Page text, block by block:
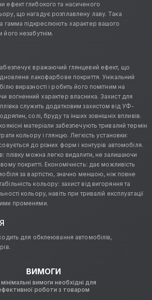
ефект глибокого та насиченого
що нагадує розплавлену лаву. Така
гамма підкреслюють характер вашого
його незабутнім.
вражаючий глянцевий ефект, що
лакофарбове покриття. Унікальний
виразності і робить його помітним на
вогненний характер власника. Захист для
служить додатковим захистом від УФ-
солі, бруду та інших зовнішніх впливів.
матеріали забезпечують тривалий термін
кольору і глянцю. Легкість установки:
до різних форм і контурів автомобіля.
плівку можна легко видалити, не залишаючи
покритті. Економічність: дає можливість
за вартістю, значно меншою, ніж повне
кольору: захист від вигоряння та
кольору, навіть при тривалій експлуатації
променями.
для обклеювання автомобілів,
ВИМОГИ
мінімальні вимоги необхідні для
роботи з товаром